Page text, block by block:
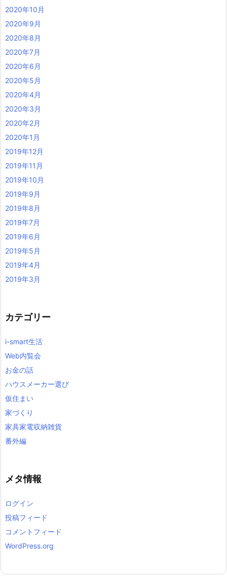
2020年10月
2020年9月
2020年8月
2020年7月
2020年6月
2020年5月
2020年4月
2020年3月
2020年2月
2020年1月
2019年12月
2019年11月
2019年10月
2019年9月
2019年8月
2019年7月
2019年6月
2019年5月
2019年4月
2019年3月
カテゴリー
i-smart生活
Web内覧会
お金の話
ハウスメーカー選び
仮住まい
家づくり
家具家電収納雑貨
番外編
メタ情報
ログイン
投稿フィード
コメントフィード
WordPress.org